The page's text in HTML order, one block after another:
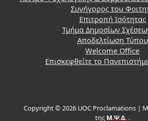
Συνήγορος του
Επιτροπή Ισότητας
Τμήμα Δημοσίων
Αποδελτίωση Τύπου
Welcome Office
Επισκεφθείτε το
Copyright © 2026 UOC Proclamations |
της Μ.Ψ.Δ. .